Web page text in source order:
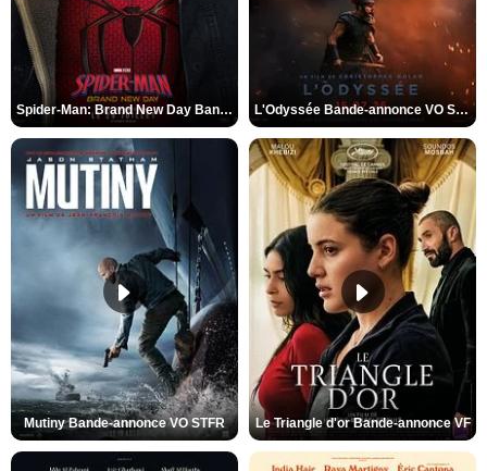
Spider-Man: Brand New Day Bande-annonce VO STFR L'Odyssée Bande-annonce VO STFR
Mutiny Bande-annonce VO STFR Le Triangle d'or Bande-annonce VF